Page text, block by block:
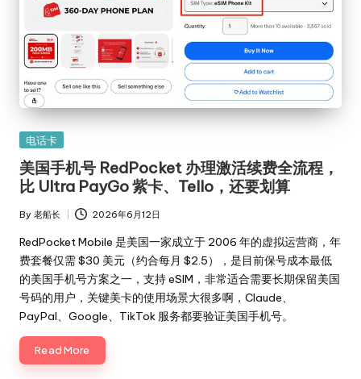
Posted
in
电话卡
美国手机号 RedPocket 办理激活续费全流程，
比 Ultra PayGo 紫卡、Tello，还要划算
Posted
by
By 老船长 2026年6月12日
RedPocket Mobile 是美国一家成立于 2006 年的虚拟运营商，年
费套餐仅需 $30 美元（约合每月 $2.5），是目前保号成本最低
的美国手机号方案之一，支持 eSIM，非常适合需要长期保留美国
号码的用户，关键美卡的使用场景大很多啊，Claude、
PayPal、Google、TikTok 服务都要验证美国手机号。
Read More